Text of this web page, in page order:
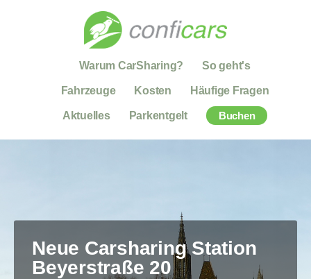
Warum CarSharing? So geht's
Fahrzeuge Kosten Häufige Fragen
Aktuelles Parkentgelt Buchen
Neue Carsharing Station
Beyerstraße 20